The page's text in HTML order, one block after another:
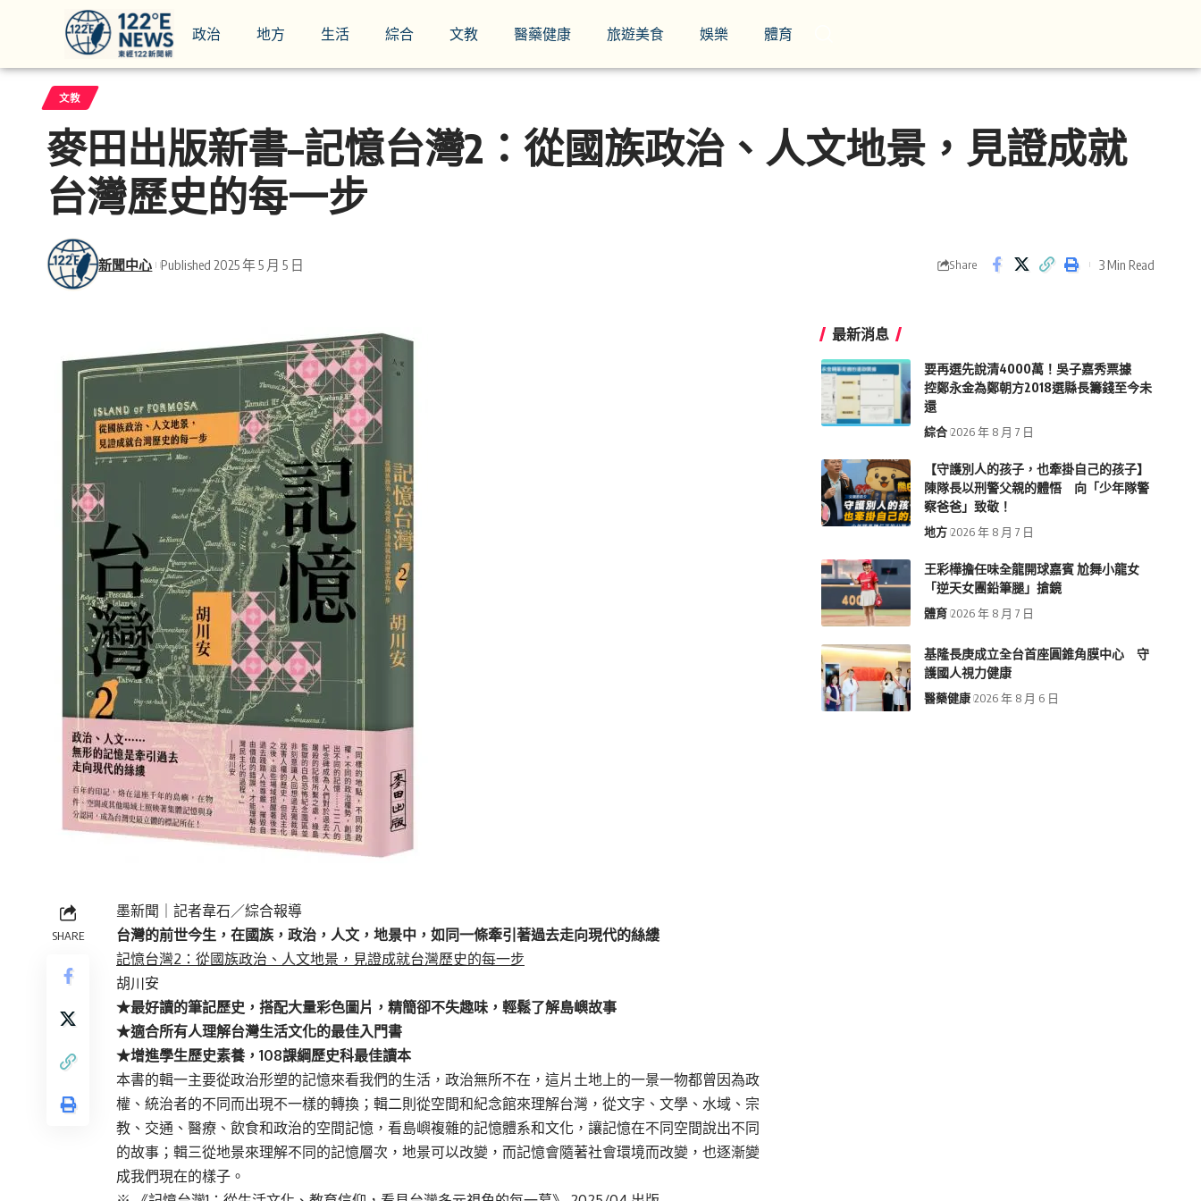
政治 地方 生活 綜合 文教 醫藥健康 旅遊美食 娛樂 體育
文教
麥田出版新書–記憶台灣2：從國族政治、人文地景，見證成就
台灣歷史的每一步
新聞中心 Published 2025 年 5 月 5 日 Share 3 Min Read
SHARE
墨新聞 ｜記者韋石／綜合報導
台灣的前世今生，在國族，政治，人文，地景中，如同一條牽引著過去走向現代的絲縷
記憶台灣2：從國族政治、人文地景，見證成就台灣歷史的每一步
胡川安
★最好讀的筆記歷史，搭配大量彩色圖片，精簡卻不失趣味，輕鬆了解島嶼故事
★適合所有人理解台灣生活文化的最佳入門書
★增進學生歷史素養，108課綱歷史科最佳讀本
本書的輯一主要從政治形塑的記憶來看我們的生活，政治無所不在，這片土地上的一景一物都曾因為政
權、統治者的不同而出現不一樣的轉換；輯二則從空間和紀念館來理解台灣，從文字、文學、水域、宗
教、交通、醫療、飲食和政治的空間記憶，看島嶼複雜的記憶體系和文化，讓記憶在不同空間說出不同
的故事；輯三從地景來理解不同的記憶層次，地景可以改變，而記憶會隨著社會環境而改變，也逐漸變
成我們現在的樣子。
最新消息
要再選先說清4000萬！吳子嘉秀票據
控鄭永金為鄭朝方2018選縣長籌錢至今未
還
綜合 2026 年 8 月 7 日
【守護別人的孩子，也牽掛自己的孩子】
陳隊長以刑警父親的體悟 向「少年隊警
察爸爸」致敬！
地方 2026 年 8 月 7 日
王彩樺擔任味全龍開球嘉賓 尬舞小龍女
「逆天女團鉛筆腿」搶鏡
體育 2026 年 8 月 7 日
基隆長庚成立全台首座圓錐角膜中心 守
護國人視力健康
醫藥健康 2026 年 8 月 6 日